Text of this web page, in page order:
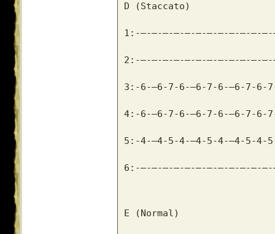
D (Staccato)
1:-–-–-–-–-–-–-–-–-–-–-–-–-
2:-–-–-–-–-–-–-–-–-–-–-–-–-
3:-6-–6-7-6-–6-7-6-–6-7-6-
4:-6-–6-7-6-–6-7-6-–6-7-6-
5:-4-–4-5-4-–4-5-4-–4-5-4-
6:-–-–-–-–-–-–-–-–-–-–-–-–-
E (Normal)